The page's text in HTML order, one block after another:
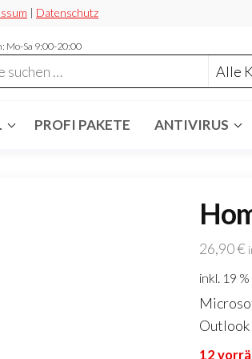
| Datenschutz
Mo-Sa 9:00-20:00
PROFI PAKETE ANTIVIRUS
26,90€
inkl. 19
Outlook
12